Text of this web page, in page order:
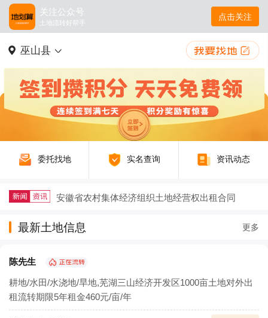
关注公众号
土地流转好帮手
点击关注
巫山县
委托找地 实名查询 资讯动态
安徽省农村集体经济组织土地经营权出租合同
2025年稻谷补贴新规及注意事项详解
农村三产融合让农业既有 “土味” 又有 “新意”
最新土地信息 更多
陈先生
耕地/水田/水浇地/旱地,芜湖三山经济开发区1000亩土地对外出
租流转期限5年租金460元/亩/年